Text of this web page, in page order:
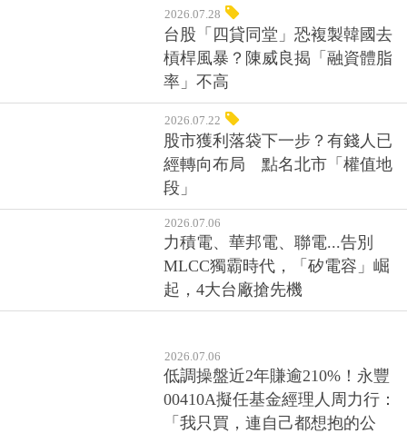
2026.07.28
台股「四貸同堂」恐複製韓國去
槓桿風暴？陳威良揭「融資體脂
率」不高
2026.07.22
股市獲利落袋下一步？有錢人已
經轉向布局 點名北市「權值地
段」
2026.07.06
力積電、華邦電、聯電...告別
MLCC獨霸時代，「矽電容」崛
起，4大台廠搶先機
2026.07.06
低調操盤近2年賺逾210%！永豐
00410A擬任基金經理人周力行：
「我只買，連自己都想抱的公